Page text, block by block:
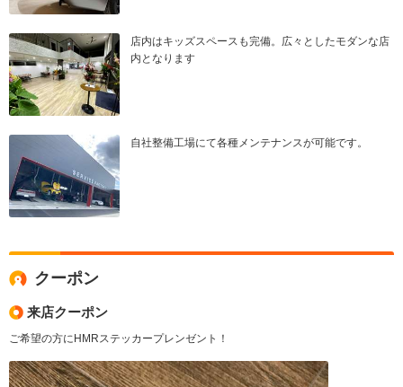
店内はキッズスペースも完備。広々としたモダンな店
内となります
自社整備工場にて各種メンテナンスが可能です。
クーポン
来店クーポン
ご希望の方にHMRステッカープレンゼント！